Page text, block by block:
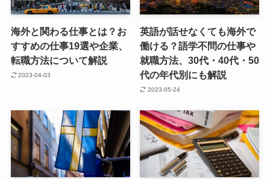
海外と関わる仕事とは？お
すすめの仕事19選や企業、
転職方法について解説
2023-04-03
英語が話せなくても海外で
働ける？語学不問の仕事や
就職方法、30代・40代・50
代の年代別にも解説
2023-05-24